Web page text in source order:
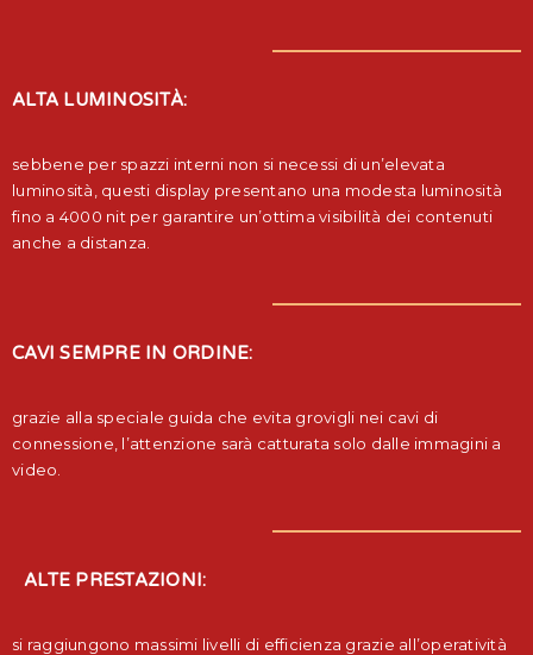
ALTA LUMINOSITÀ:
sebbene per spazzi interni non si necessi di un’elevata
luminosità, questi display presentano una modesta luminosità
fino a 4000 nit per garantire un’ottima visibilità dei contenuti
anche a distanza.
CAVI SEMPRE IN ORDINE:
grazie alla speciale guida che evita grovigli nei cavi di
connessione, l’attenzione sarà catturata solo dalle immagini a
video.
ALTE PRESTAZIONI:
si raggiungono massimi livelli di efficienza grazie all’operatività